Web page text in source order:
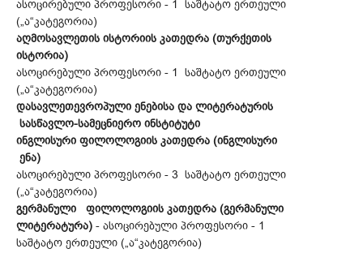
ასოცირებული პროფესორი - 1 საშტატო ერთეული
(„ა“კატეგორია)
აღმოსავლეთის ისტორიის კათედრა (თურქეთის
ისტორია)
ასოცირებული პროფესორი - 1 საშტატო ერთეული
(„ა“კატეგორია)
დასავლეთევროპული ენებისა და ლიტერატურის
სასწავლო-სამეცნიერო ინსტიტუტი
ინგლისური ფილოლოგიის კათედრა (ინგლისური
ენა)
ასოცირებული პროფესორი - 3 საშტატო ერთეული
(„ა“კატეგორია)
გერმანული ფილოლოგიის კათედრა (გერმანული
ლიტერატურა) - ასოცირებული პროფესორი - 1
საშტატო ერთეული („ა“კატეგორია)